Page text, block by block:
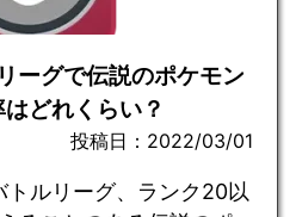
ーグで伝説のポケモン
どれくらい？
投稿日：2022/03/01
トルリーグ、ランク20以